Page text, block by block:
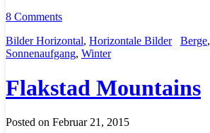
8 Comments
Bilder Horizontal, Horizontale Bilder Berge,
Sonnenaufgang, Winter
Flakstad Mountains
Posted on Februar 21, 2015